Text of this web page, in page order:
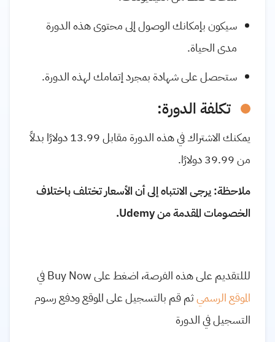
سيكون بإمكانك الوصول إلى محتوى هذه الدورة
مدى الحياة.
ستحصل على شهادة بمجرد إتمامك لهذه الدورة.
تكلفة الدورة:
يمكنك الاشتراك في هذه الدورة مقابل 13.99 دولارًا بدلاً
من 39.99 دولارًا.
ملاحظة: يرجى الانتباه إلى أن الأسعار تختلف باختلاف
الخصومات المقدمة من Udemy.
لللتقديم على هذه الفرصة، اضغط على Buy Now في
الموقع الرسميثم قم بالتسجيل على الموقع ودفع رسوم
التسجيل في الدورة